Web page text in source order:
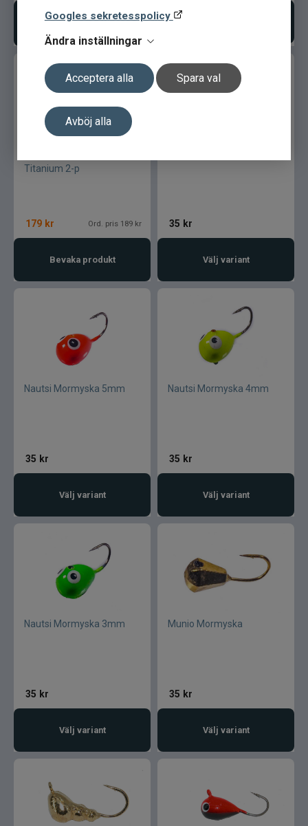
Googles sekretesspolicy
Ändra inställningar
Acceptera alla Spara val
Avböj alla
Lägg i varukorgen
Titanium 2-p
179 kr Ord. pris 189 kr
Bevaka produkt
35 kr
Välj variant
Nautsi Mormyska 5mm
35 kr
Välj variant
Nautsi Mormyska 4mm
35 kr
Välj variant
Nautsi Mormyska 3mm
35 kr
Välj variant
Munio Mormyska
35 kr
Välj variant